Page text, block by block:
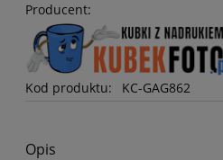
Producent:
Kod produktu: KC-GAG862
Opis